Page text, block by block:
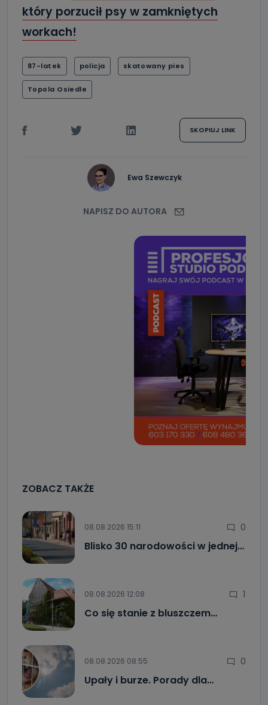
który porzucił psy w zamkniętych
workach!
87-latek policja skatowany pies
Topola Osiedle
SKOPIUJ LINK
Ewa Szewczyk
NAPISZ DO AUTORA
ZOBACZ TAKŻE
08.08.2026 15:11 0
Blisko 30 narodowości w jednej…
08.08.2026 12:08 1
Co się stanie z bluszczem…
08.08.2026 08:55 0
Upały i burze. Porady dla…